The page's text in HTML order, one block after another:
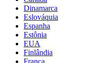
Dinamarca
Eslováquia
Espanha
Estônia
EUA
Finlândia
França